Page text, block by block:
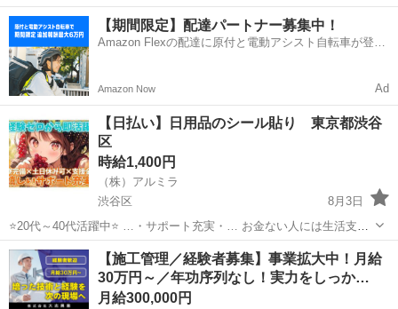
帯における緊急時の現地対応をお手伝いいただける「民泊駆けつけパ
ートナー」を募集します。 宿泊施設（民泊）の規定に基づき、夜間の
ゲストの困りごとやトラブル発生時...
東京 渋谷区 その他 夜間
【期間限定】配達パートナー募集中！
Amazon Flexの配達に原付と電動アシスト自転車が登
Amazon Now Ad
【日払い】日用品のシール貼り 東京都渋谷
区
時給1,400円
（株）アルミラ
渋谷区
8月3日
⭐20代～40代活躍中⭐ …・サポート充実・… お金ない人には生活支援
金 携帯ない人にはレンタル 住む場所がない方には 即日入寮も相談可
能です！ もし、できない場合は 宿泊施設代をお渡しします！ ...
東京 渋谷区 倉庫 スタッフ
【施工管理／経験者募集】事業拡大中！月給
30万円～／年功序列なし！実力をしっか…
月給300,000円